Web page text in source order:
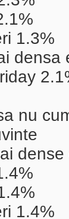
1.3%
densa
nu
dense
1.4%